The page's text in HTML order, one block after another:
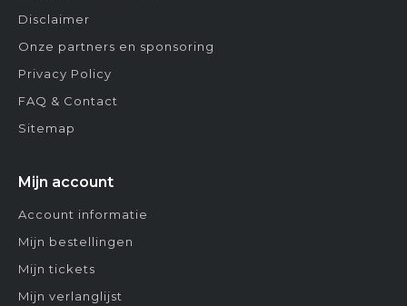
Disclaimer
Onze partners en sponsoring
Privacy Policy
FAQ & Contact
Sitemap
Mijn account
Account informatie
Mijn bestellingen
Mijn tickets
Mijn verlanglijst